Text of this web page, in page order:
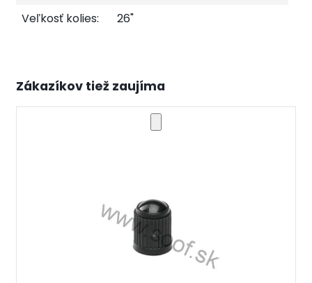
Veľkosť kolies:
26"
Zákazíkov tiež zaujíma